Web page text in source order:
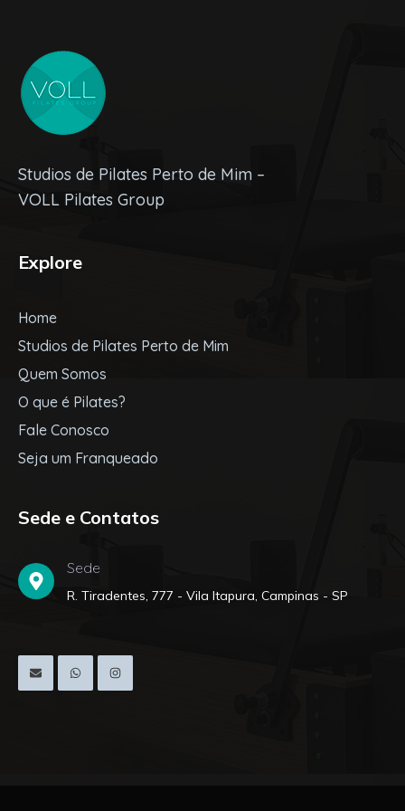
Studios de Pilates Perto de Mim –
VOLL Pilates Group
Explore
Home
Studios de Pilates Perto de Mim
Quem Somos
O que é Pilates?
Fale Conosco
Seja um Franqueado
Sede e Contatos
Sede
R. Tiradentes, 777 - Vila Itapura, Campinas - SP